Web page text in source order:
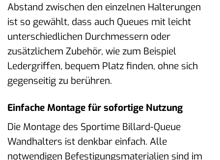
Abstand zwischen den einzelnen Halterungen
ist so gewählt, dass auch Queues mit leicht
unterschiedlichen Durchmessern oder
zusätzlichem Zubehör, wie zum Beispiel
Ledergriffen, bequem Platz finden, ohne sich
gegenseitig zu berühren.
Einfache Montage für sofortige Nutzung
Die Montage des Sportime Billard-Queue
Wandhalters ist denkbar einfach. Alle
notwendigen Befestigungsmaterialien sind im